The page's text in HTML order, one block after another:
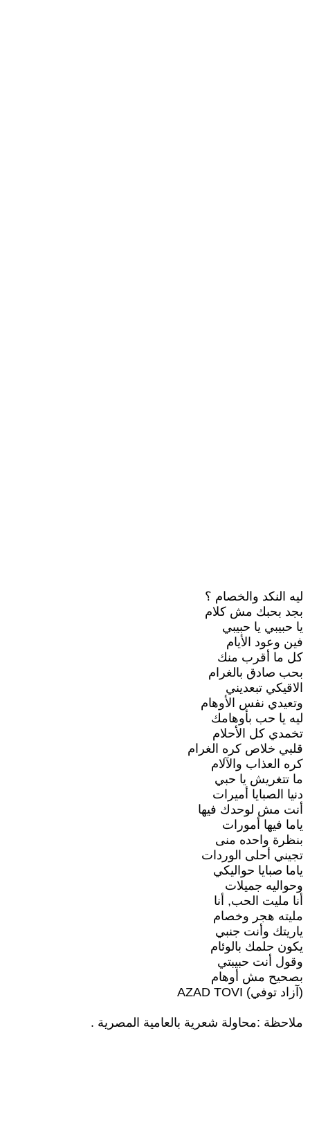
ليه النكد والخصام ؟
بجد بحبك مش كلام
يا حبيبي يا حبيبي
فين وعود الأيام
كل ما أقرب منك
بحب صادق بالغرام
الاقيكي تبعديني
وتعيدي نفس الأوهام
ليه يا حب بأوهامك
تخمدي كل الأحلام
قلبي خلاص كره الغرام
كره العذاب والآلام
ما تتغريش يا حبي
دنيا الصبايا أميرات
أنت مش لوحدك فيها
ياما فيها أمورات
بنظرة واحده منى
تجيني أحلى الوردات
ياما صبايا حواليكي
وحواليه جميلات
أنا مليت الحب, أنا
مليته هجر وخصام
ياريتك وأنت جنبي
يكون حلمك بالوئام
وقول أنت حبيبتي
بصحيح مش أوهام
(آزاد توفي) AZAD TOVI
ملاحظة :محاولة شعرية بالعامية المصرية .